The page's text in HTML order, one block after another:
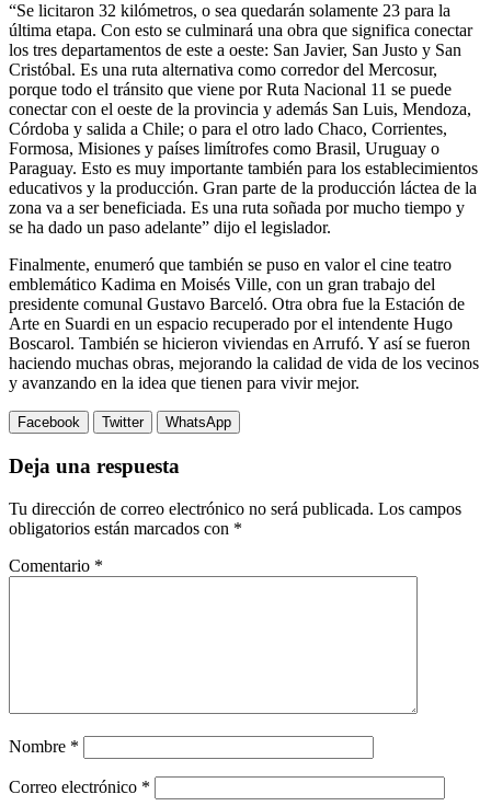
“Se licitaron 32 kilómetros, o sea quedarán solamente 23 para la
última etapa. Con esto se culminará una obra que significa conectar
los tres departamentos de este a oeste: San Javier, San Justo y San
Cristóbal. Es una ruta alternativa como corredor del Mercosur,
porque todo el tránsito que viene por Ruta Nacional 11 se puede
conectar con el oeste de la provincia y además San Luis, Mendoza,
Córdoba y salida a Chile; o para el otro lado Chaco, Corrientes,
Formosa, Misiones y países limítrofes como Brasil, Uruguay o
Paraguay. Esto es muy importante también para los establecimientos
educativos y la producción. Gran parte de la producción láctea de la
zona va a ser beneficiada. Es una ruta soñada por mucho tiempo y
se ha dado un paso adelante” dijo el legislador.
Finalmente, enumeró que también se puso en valor el cine teatro
emblemático Kadima en Moisés Ville, con un gran trabajo del
presidente comunal Gustavo Barceló. Otra obra fue la Estación de
Arte en Suardi en un espacio recuperado por el intendente Hugo
Boscarol. También se hicieron viviendas en Arrufó. Y así se fueron
haciendo muchas obras, mejorando la calidad de vida de los vecinos
y avanzando en la idea que tienen para vivir mejor.
Facebook Twitter WhatsApp
Deja una respuesta
Tu dirección de correo electrónico no será publicada. Los campos
obligatorios están marcados con *
Comentario *
Nombre *
Correo electrónico *